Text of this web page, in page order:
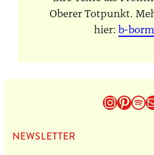
Oberer Totpunkt.
hier: b-
NEWS­LET­TER